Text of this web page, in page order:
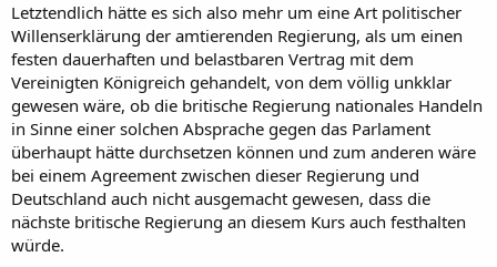
Letztendlich hätte es sich also mehr um eine Art politischer
Willenserklärung der amtierenden Regierung, als um einen
festen dauerhaften und belastbaren Vertrag mit dem
Vereinigten Königreich gehandelt, von dem völlig unkklar
gewesen wäre, ob die britische Regierung nationales Handeln
in Sinne einer solchen Absprache gegen das Parlament
überhaupt hätte durchsetzen können und zum anderen wäre
bei einem Agreement zwischen dieser Regierung und
Deutschland auch nicht ausgemacht gewesen, dass die
nächste britische Regierung an diesem Kurs auch festhalten
würde.